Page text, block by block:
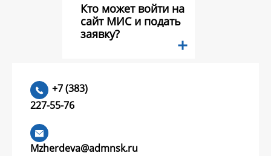
Кто может войти на
сайт МИС и подать
заявку?
Какие документы
+7 (383)
227-55-76
Mzherdeva@admnsk.ru